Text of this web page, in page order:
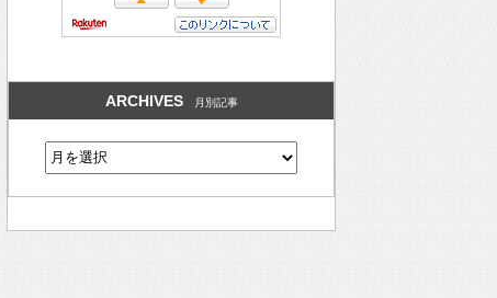
ARCHIVES 月別記事